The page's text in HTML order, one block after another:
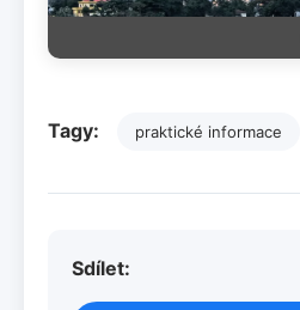
Tagy: praktické informace
Sdílet: